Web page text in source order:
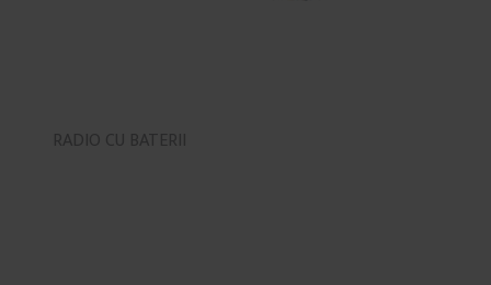
RADIO CU BATERII